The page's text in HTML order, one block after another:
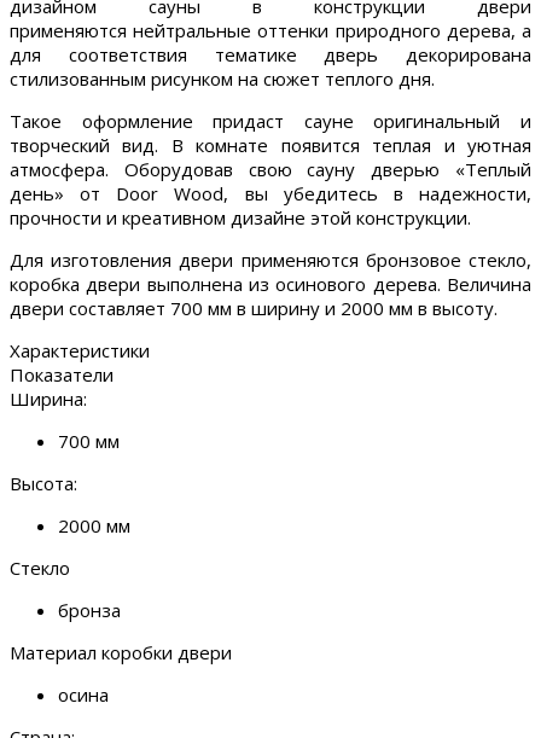
дизайном сауны в конструкции двери
применяются нейтральные оттенки природного дерева, а
для соответствия тематике дверь декорирована
стилизованным рисунком на сюжет теплого дня.
Такое оформление придаст сауне оригинальный и
творческий вид. В комнате появится теплая и уютная
атмосфера. Оборудовав свою сауну дверью «Теплый
день» от Door Wood, вы убедитесь в надежности,
прочности и креативном дизайне этой конструкции.
Для изготовления двери применяются бронзовое стекло,
коробка двери выполнена из осинового дерева. Величина
двери составляет 700 мм в ширину и 2000 мм в высоту.
Характеристики
Показатели
Ширина:
700 мм
Высота:
2000 мм
Стекло
бронза
Материал коробки двери
осина